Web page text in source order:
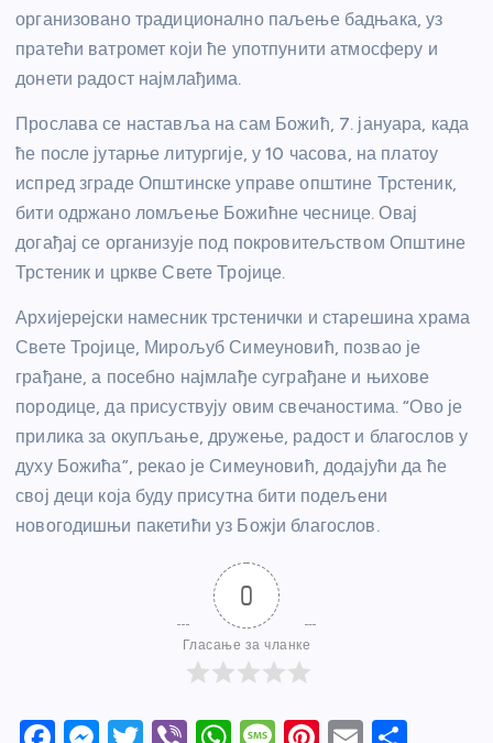
организовано традиционално паљење бадњака, уз
пратећи ватромет који ће употпунити атмосферу и
донети радост најмлађима.
Прослава се наставља на сам Божић, 7. јануара, када
ће после јутарње литургије, у 10 часова, на платоу
испред зграде Општинске управе општине Трстеник,
бити одржано ломљење Божићне чеснице. Овај
догађај се организује под покровитељством Општине
Трстеник и цркве Свете Тројице.
Архијерејски намесник трстенички и старешина храма
Свете Тројице, Мирољуб Симеуновић, позвао је
грађане, а посебно најмлађе суграђане и њихове
породице, да присуствују овим свечаностима. “Ово је
прилика за окупљање, дружење, радост и благослов у
духу Божића”, рекао је Симеуновић, додајући да ће
свој деци која буду присутна бити подељени
новогодишњи пакетићи уз Божји благослов.
0
Гласање за чланке